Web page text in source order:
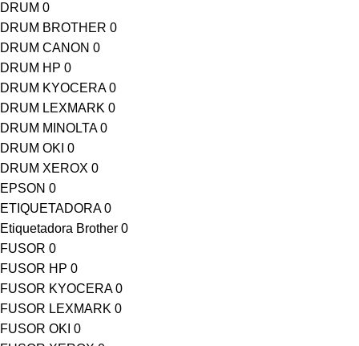
DRUM 0
DRUM BROTHER 0
DRUM CANON 0
DRUM HP 0
DRUM KYOCERA 0
DRUM LEXMARK 0
DRUM MINOLTA 0
DRUM OKI 0
DRUM XEROX 0
EPSON 0
ETIQUETADORA 0
Etiquetadora Brother 0
FUSOR 0
FUSOR HP 0
FUSOR KYOCERA 0
FUSOR LEXMARK 0
FUSOR OKI 0